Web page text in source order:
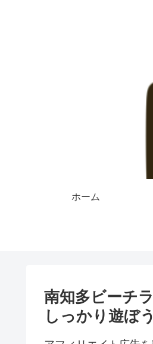
ホーム
南知多ビーチ
しっかり遊ぼう